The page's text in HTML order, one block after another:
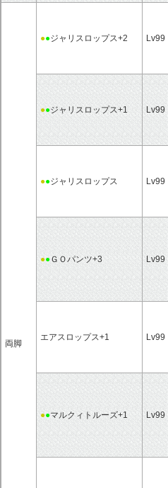
両脚
●●ジャリスロップス+2 Lv99
●●ジャリスロップス+1 Lv99
●●ジャリスロップス Lv99
●●ＧＯパンツ+3 Lv99
エアスロップス+1 Lv99
●●マルクィトルーズ+1 Lv99